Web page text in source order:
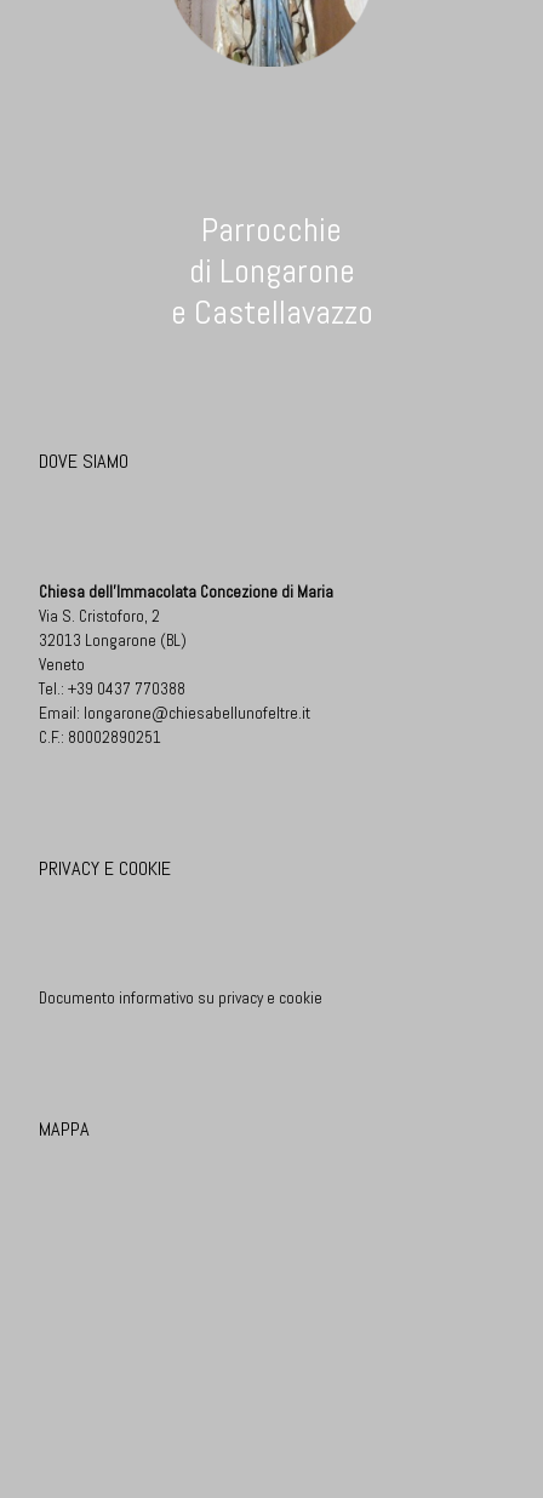
Parrocchie
di Longarone
e Castellavazzo
DOVE SIAMO
Chiesa dell'Immacolata Concezione di Maria
Via S. Cristoforo, 2
32013 Longarone (BL)
Veneto
Tel.: +39 0437 770388
Email: longarone@chiesabellunofeltre.it
C.F.: 80002890251
PRIVACY E COOKIE
Documento informativo su privacy e cookie
MAPPA